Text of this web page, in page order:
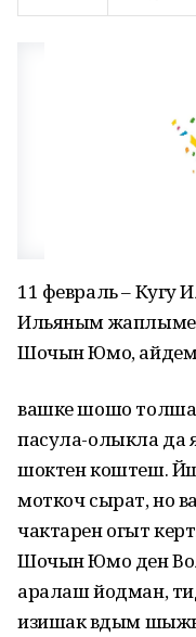
11 февраль –
Ильяным жаплыме
Шочын Юмо,
вашке шошо
пасула-олыкла
шоктен коштеш.
моткоч сырат, но
чактарен огыт
Шочын Юмо ден
аралаш йодман,
изишак вӱдым